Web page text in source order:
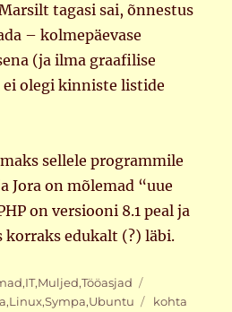
tagasi sai, õnnestus
– kolmepäevase
(ja ilma graafilise
ei olegi kinniste listide
sellele programmile
Jora on mõlemad “uue
on versiooni 8.1 peal ja
korraks edukalt (?) läbi.
,IT,Muljed,Tööasjad
,Linux,Sympa,Ubuntu
Jõuluhäkid
kohta